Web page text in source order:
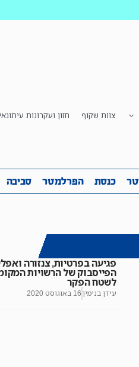
צוות שקוף חזון ועקרונות
כנסת הפרלמטר סביבה
כנסת
פגיעה בפרטיות, צנזורה
הפייסבוק של הרשויות
לשטח הפקר
עידן בנימין 16 באוגוסט 2020